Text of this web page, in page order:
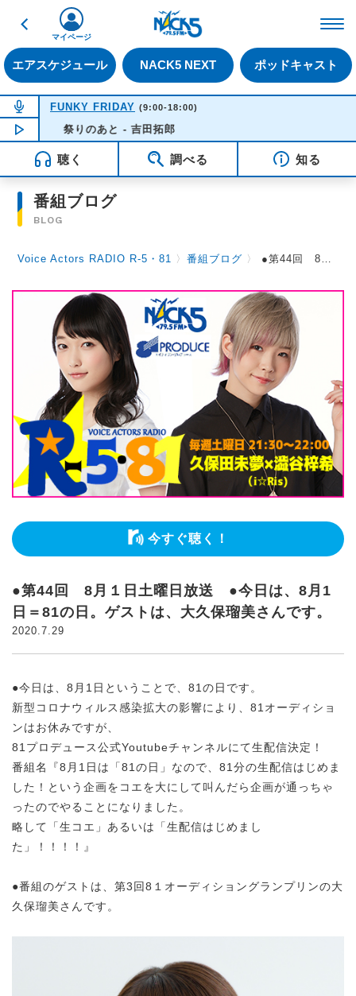
戻る
エアスケジュール NACK5 NEXT ポッドキャスト
マイページ
NOW ON AIR
FUNKY FRIDAY (9:00-18:00)
NOW PLAYING 12:41
祭りのあと - 吉田拓郎
聴く 調べる 知る
番組ブログ
BLOG
Voice Actors RADIO R-5・81 〉番組ブログ 〉 ●第44回 8月１日土曜日放送 ●今日は、8月1日＝81の日。ゲストは、大久保瑠美さんです。
今すぐ聴く！
●第44回 8月１日土曜日放送 ●今日は、8月1
日＝81の日。ゲストは、大久保瑠美さんです。
2020.7.29
●今日は、8月1日ということで、81の日です。
新型コロナウィルス感染拡大の影響により、81オーディショ
ンはお休みですが、
81プロデュース公式Youtubeチャンネルにて生配信決定！
番組名『8月1日は「81の日」なので、81分の生配信はじめま
した！という企画をコエを大にして叫んだら企画が通っちゃ
ったのでやることになりました。
略して「生コエ」あるいは「生配信はじめまし
た」！！！！』
●番組のゲストは、第3回8１オーディショングランプリンの大
久保瑠美さんです。